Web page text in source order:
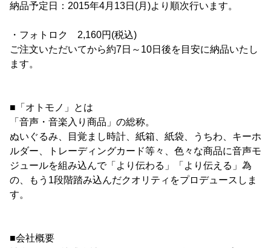
納品予定日：2015年4月13日(月)より順次行います。
・フォトロク 2,160円(税込)
ご注文いただいてから約7日～10日後を目安に納品いたし
ます。
■「オトモノ」とは
「音声・音楽入り商品」の総称。
ぬいぐるみ、目覚まし時計、紙箱、紙袋、うちわ、キーホ
ルダー、トレーディングカード等々、色々な商品に音声モ
ジュールを組み込んで「より伝わる」「より伝える」為
の、もう1段階踏み込んだクオリティをプロデュースしま
す。
■会社概要